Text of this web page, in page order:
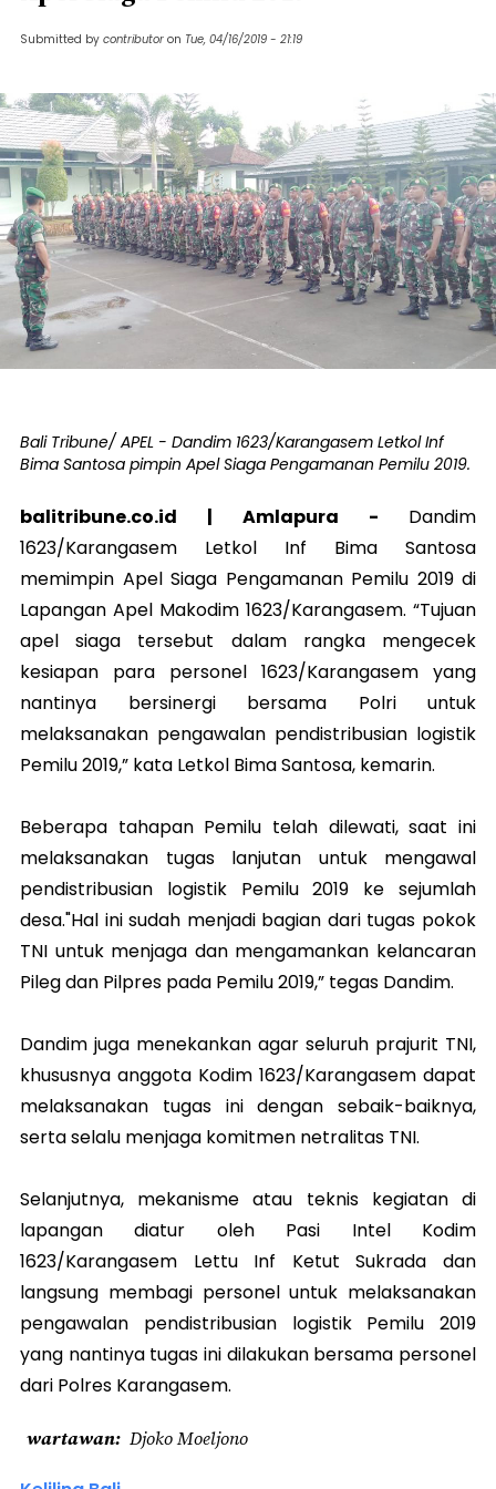
Submitted by contributor on Tue, 04/16/2019 - 21:19
Bali Tribune/ APEL - Dandim 1623/Karangasem Letkol Inf
Bima Santosa pimpin Apel Siaga Pengamanan Pemilu 2019.
balitribune.co.id | Amlapura - Dandim
1623/Karangasem Letkol Inf Bima Santosa
memimpin Apel Siaga Pengamanan Pemilu 2019 di
Lapangan Apel Makodim 1623/Karangasem. “Tujuan
apel siaga tersebut dalam rangka mengecek
kesiapan para personel 1623/Karangasem yang
nantinya bersinergi bersama Polri untuk
melaksanakan pengawalan pendistribusian logistik
Pemilu 2019,” kata Letkol Bima Santosa, kemarin.
Beberapa tahapan Pemilu telah dilewati, saat ini
melaksanakan tugas lanjutan untuk mengawal
pendistribusian logistik Pemilu 2019 ke sejumlah
desa."Hal ini sudah menjadi bagian dari tugas pokok
TNI untuk menjaga dan mengamankan kelancaran
Pileg dan Pilpres pada Pemilu 2019,” tegas Dandim.
Dandim juga menekankan agar seluruh prajurit TNI,
khususnya anggota Kodim 1623/Karangasem dapat
melaksanakan tugas ini dengan sebaik-baiknya,
serta selalu menjaga komitmen netralitas TNI.
Selanjutnya, mekanisme atau teknis kegiatan di
lapangan diatur oleh Pasi Intel Kodim
1623/Karangasem Lettu Inf Ketut Sukrada dan
langsung membagi personel untuk melaksanakan
pengawalan pendistribusian logistik Pemilu 2019
yang nantinya tugas ini dilakukan bersama personel
dari Polres Karangasem.
wartawan Djoko Moeljono